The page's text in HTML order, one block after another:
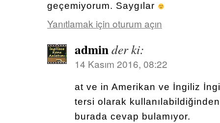
geçemiyorum. Saygılar
Yanıtlamak için oturum açın
adminder ki:
14 Kasım 2016, 08:22
at ve in Amerikan ve İngiliz
tersi olarak
burada cevap bulamıyor.